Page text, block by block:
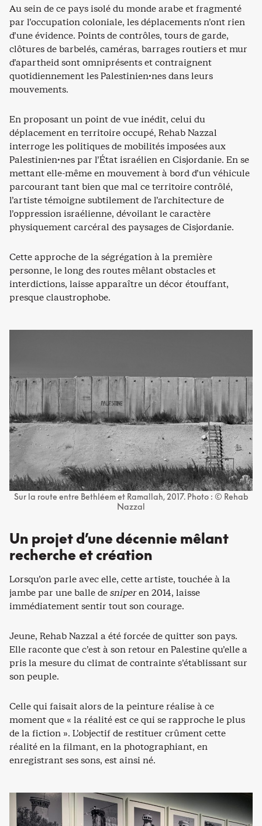
Au sein de ce pays isolé du monde arabe et fragmenté
par l’occupation coloniale, les déplacements n’ont rien
d’une évidence. Points de contrôles, tours de garde,
clôtures de barbelés, caméras, barrages routiers et mur
d’apartheid sont omniprésents et contraignent
quotidiennement les Palestinien·nes dans leurs
mouvements.
En proposant un point de vue inédit, celui du
déplacement en territoire occupé, Rehab Nazzal
interroge les politiques de mobilités imposées aux
Palestinien·nes par l’État israélien en Cisjordanie. En se
mettant elle-même en mouvement à bord d’un véhicule
parcourant tant bien que mal ce territoire contrôlé,
l’artiste témoigne subtilement de l’architecture de
l’oppression israélienne, dévoilant le caractère
physiquement carcéral des paysages de Cisjordanie.
Cette approche de la ségrégation à la première
personne, le long des routes mêlant obstacles et
interdictions, laisse apparaître un décor étouffant,
presque claustrophobe.
Sur la route entre Bethléem et Ramallah, 2017. Photo : © Rehab
Nazzal
Un projet d’une décennie mêlant
recherche et création
Lorsqu’on parle avec elle, cette artiste, touchée à la
jambe par une balle desniperen 2014, laisse
immédiatement sentir tout son courage.
Jeune, Rehab Nazzal a été forcée de quitter son pays.
Elle raconte que c’est à son retour en Palestine qu’elle a
pris la mesure du climat de contrainte s’établissant sur
son peuple.
Celle qui faisait alors de la peinture réalise à ce
moment que « la réalité est ce qui se rapproche le plus
de la fiction ». L’objectif de restituer crûment cette
réalité en la filmant, en la photographiant, en
enregistrant ses sons, est ainsi né.